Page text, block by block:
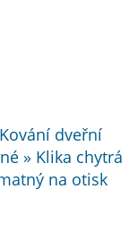
dveřní
» Klika chytrá
na otisk